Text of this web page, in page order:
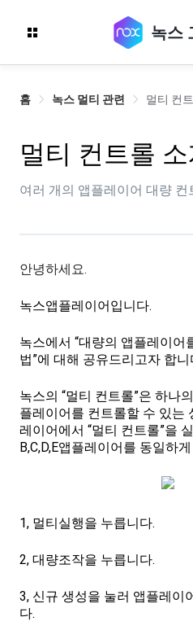
녹스
홈 녹스 멀티 관련 멀티 컨
멀티 컨트롤 소
여러 개의 앱플레이어 대량 컨
안녕하세요.
녹스앱플레이어입니다.
녹스에서 “대량의 앱플레이어
법”에 대해 공유드리고자 합니
녹스의 “멀티 컨트롤”은 하나
플레이어를 컨트롤할 수 있는
레이어에서 “멀티 컨트롤”을
B,C,D,E앱플레이어를 동일하
1, 멀티실행을 누릅니다.
2, 대량조작을 누릅니다.
3, 신규 생성을 눌러 앱플레이
다.